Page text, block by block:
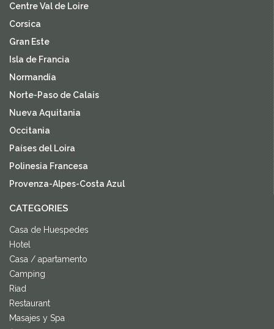
Centre Val de Loire
Corsica
Gran Este
Isla de Francia
Normandía
Norte-Paso de Calais
Nueva Aquitania
Occitania
Países del Loira
Polinesia Francesa
Provenza-Alpes-Costa Azul
CATEGORIES
Casa de Huespedes
Hotel
Casa / apartamento
Camping
Riad
Restaurant
Masajes y Spa